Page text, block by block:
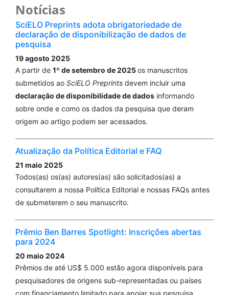
Notícias
SciELO Preprints adota obrigatoriedade de
declaração de disponibilização de dados de
pesquisa
19 agosto 2025
A partir de 1º de setembro de 2025os manuscritos
submetidos ao SciELO Preprints devem incluir uma
declaração de disponibilidade de dados informando
sobre onde e como os dados da pesquisa que deram
origem ao artigo podem ser acessados.
Atualização da Política Editorial e FAQ
21 maio 2025
Todos(as) os(as) autores(as) são solicitados(as) a
consultarem a nossa Política Editorial e nossas FAQs antes
de submeterem o seu manuscrito.
Prêmio Ben Barres Spotlight: Inscrições abertas
para 2024
20 maio 2024
Prêmios de até US$ 5.000 estão agora disponíveis para
pesquisadores de origens sub-representadas ou países
com financiamento limitado para apoiar sua pesquisa,